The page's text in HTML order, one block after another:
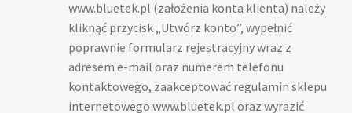
Najczęściej zadawane pytania
Opis dostępnych licencji programu Report
Wybór modelu rejestratora
www.bluetek.pl (założenia konta klienta) należy
kliknąć przycisk „Utwórz konto”, wypełnić
poprawnie formularz rejestracyjny wraz z
adresem e-mail oraz numerem telefonu
kontaktowego, zaakceptować regulamin sklepu
internetowego www.bluetek.pl oraz wyrazić